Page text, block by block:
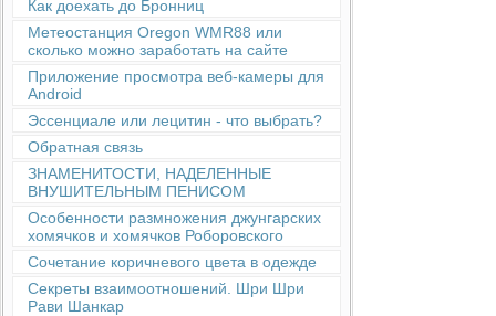
Как доехать до Бронниц
Метеостанция Oregon WMR88 или
сколько можно заработать на сайте
Приложение просмотра веб-камеры для
Android
Эссенциале или лецитин - что выбрать?
Обратная связь
ЗНАМЕНИТОСТИ, НАДЕЛЕННЫЕ
ВНУШИТЕЛЬНЫМ ПЕНИСОМ
Особенности размножения джунгарских
хомячков и хомячков Роборовского
Сочетание коричневого цвета в одежде
Секреты взаимоотношений. Шри Шри
Рави Шанкар